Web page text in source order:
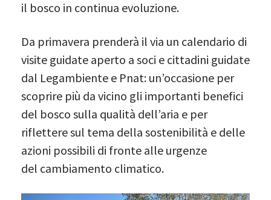
il bosco in continua evoluzione.
Da primavera prenderà il via un calendario di
visite guidate aperto a soci e cittadini guidate
dal Legambiente e Pnat: un’occasione per
scoprire più da vicino gli importanti benefici
del bosco sulla qualità dell’aria e per
riflettere sul tema della sostenibilità e delle
azioni possibili di fronte alle urgenze
del cambiamento climatico.